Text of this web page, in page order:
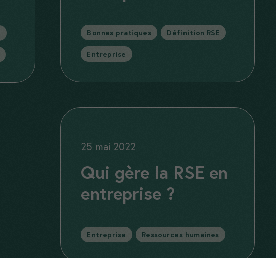
Catégories
Bonnes pratiques
, Définition RSE
Entreprise
,
Qui gère la RSE en
entreprise ?
25 mai 2022
Catégories
Entreprise
, Ressources humaines